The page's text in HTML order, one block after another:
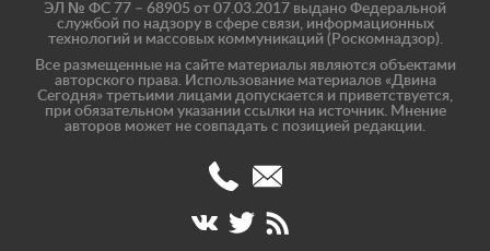
ЭЛ № ФС 77 – 68905 от 07.03.2017 выдано Федеральной
службой по надзору в сфере связи, информационных
технологий и массовых коммуникаций (Роскомнадзор).
Все размещенные на сайте материалы являются объектами
авторского права. Использование материалов «Двина
Сегодня» третьими лицами допускается и приветствуется,
при обязательном указании ссылки на источник. Мнение
авторов может не совпадать с позицией редакции.
(8182)
47-
40
info@dvinatoday.ru